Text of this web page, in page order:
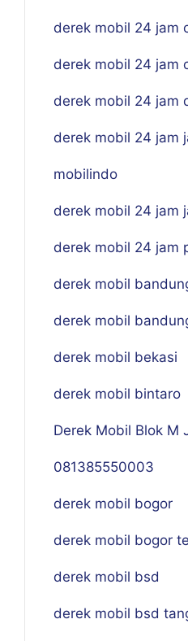
derek mobil 24 jam
derek mobil 24 jam
derek mobil 24 jam
derek mobil 24 jam
mobilindo
derek mobil 24 jam
derek mobil 24 jam
derek mobil
derek mobil
derek mobil bekasi
derek mobil bintaro
Derek Mobil Blok M
081385550003
derek mobil bogor
derek mobil bogor
derek mobil bsd
derek mobil bsd